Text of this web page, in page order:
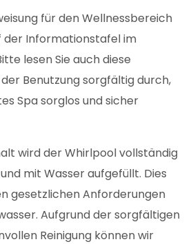
für den Wellnessbereich
der Informationstafel im
lesen Sie auch diese
Benutzung sorgfältig durch,
Spa sorglos und sicher
wird der Whirlpool vollständig
mit Wasser aufgefüllt. Dies
gesetzlichen Anforderungen
Aufgrund der sorgfältigen
Reinigung können wir